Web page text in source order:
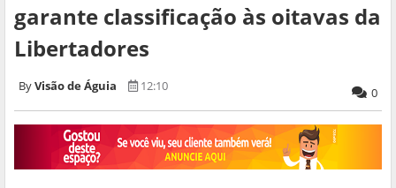
garante classificação às oitavas da
Libertadores
Visão de Águia 12:10 0